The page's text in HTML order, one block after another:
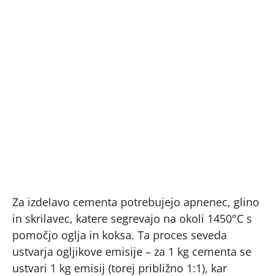
Za izdelavo cementa potrebujejo apnenec, glino
in skrilavec, katere segrevajo na okoli 1450°C s
pomočjo oglja in koksa. Ta proces seveda
ustvarja ogljikove emisije – za 1 kg cementa se
ustvari 1 kg emisij (torej približno 1:1), kar